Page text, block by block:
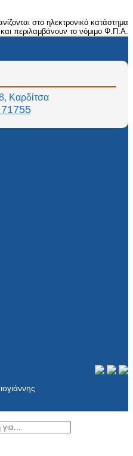
στο ηλεκτρονικό κατάστημα
περιλαμβάνουν το νόμιμο Φ.Π.Α.
Καρδίτσα